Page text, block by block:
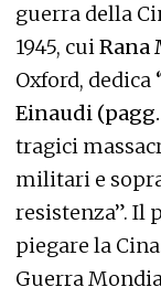
guerra della
1945, cuiRana
Oxford, dedica
Einaudi
tragici
militari e
resistenza”. Il
piegare la
Guerra